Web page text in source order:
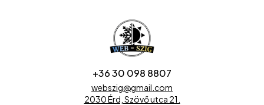
+36 30 098 8807
webszig@gmail.com
2030 Érd, Szövő utca 21.